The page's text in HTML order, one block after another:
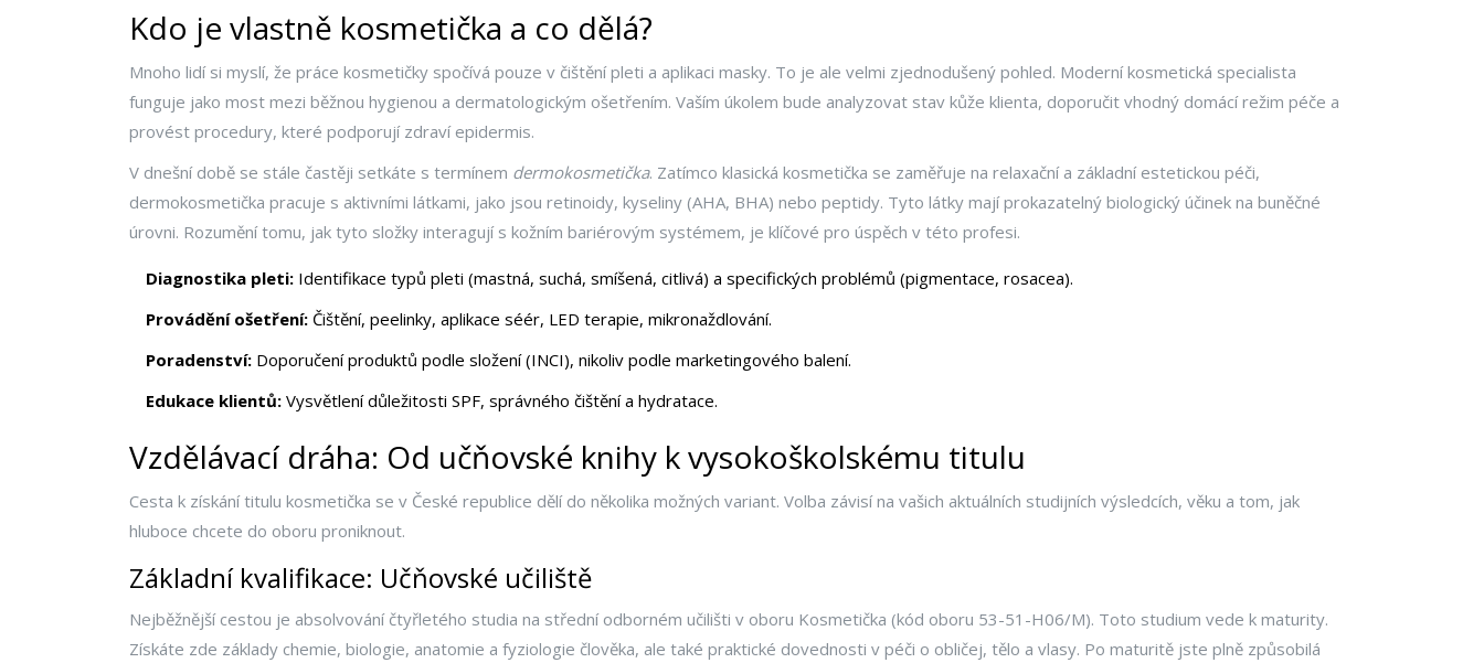
Kdo je vlastně kosmetička a co dělá?
Mnoho lidí si myslí, že práce kosmetičky spočívá pouze v čištění pleti a aplikaci masky. To je ale velmi zjednodušený pohled. Moderníkosmetická specialista
funguje jako most mezi běžnou hygienou a dermatologickým ošetřením. Vaším úkolem bude analyzovat stav kůže klienta, doporučit vhodný domácí režim péče a
provést procedury, které podporují zdraví epidermis.
V dnešní době se stále častěji setkáte s termínem dermokosmetička. Zatímco klasická kosmetička se zaměřuje na relaxační a základní estetickou péči,
dermokosmetička pracuje s aktivními látkami, jako jsou retinoidy, kyseliny (AHA, BHA) nebo peptidy. Tyto látky mají prokazatelný biologický účinek na buněčné
úrovni. Rozumění tomu, jak tyto složky interagují s kožním bariérovým systémem, je klíčové pro úspěch v této profesi.
Diagnostika pleti: Identifikace typů pleti (mastná, suchá, smíšená, citlivá) a specifických problémů (pigmentace, rosacea).
Provádění ošetření: Čištění, peelinky, aplikace séér, LED terapie, mikronaždlování.
Poradenství: Doporučení produktů podle složení (INCI), nikoliv podle marketingového balení.
Edukace klientů: Vysvětlení důležitosti SPF, správného čištění a hydratace.
Vzdělávací dráha: Od učňovské knihy k vysokoškolskému titulu
Cesta k získání titulu kosmetička se v České republice dělí do několika možných variant. Volba závisí na vašich aktuálních studijních výsledcích, věku a tom, jak
hluboce chcete do oboru proniknout.
Základní kvalifikace: Učňovské učiliště
Nejběžnější cestou je absolvování čtyřletého studia na střední odborném učilišti v oboru Kosmetička (kód oboru 53-51-H06/M). Toto studium vede k maturity.
Získáte zde základy chemie, biologie, anatomie a fyziologie člověka, ale také praktické dovednosti v péči o obličej, tělo a vlasy. Po maturitě jste plně způsobilá